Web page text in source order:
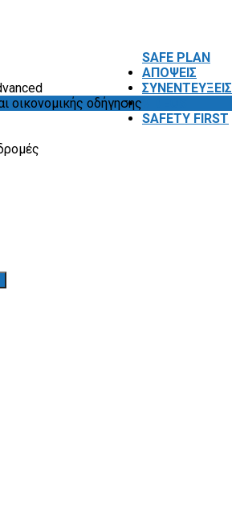
SAFE PLAN
οικονομικής οδήγησης
ΑΠΟΨΕΙΣ
ΣΥΝΕΝΤΕΥΞΕΙΣ
SAFETY FIRST